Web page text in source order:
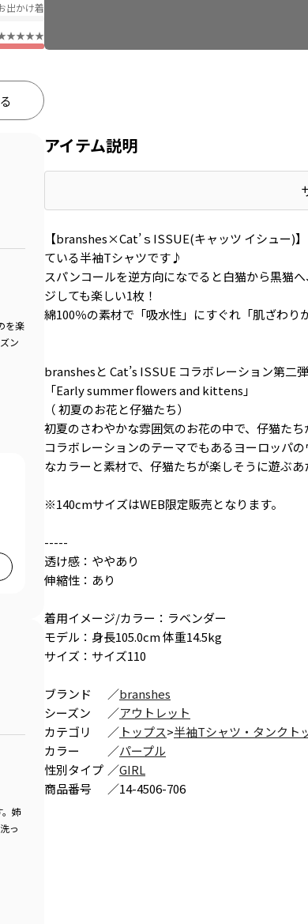
出かけ着
を楽
ン
。姉
っ
アイテム説明
【branshes×Cat’ｓISSUE(キャッツ イシュー)
ている半袖Tシャツです♪
スパンコールを逆方向になでると白猫から黒猫
ジしても楽しい1枚！
綿100％の素材で「吸水性」にすぐれ「肌ざわ
branshesと Cat’s ISSUE コラボレーション第二弾
「Early summer flowers and kittens」
（ 初夏のお花と仔猫たち）
初夏のさわやかな雰囲気のお花の中で、仔猫た
コラボレーションのテーマでもあるヨーロッパ
なカラーと素材で、仔猫たちが楽しそうに遊ぶ
※140cmサイズはWEB限定販売となります。
-----
透け感：ややあり
伸縮性：あり
着用イメージ/カラー：ラベンダー
モデル：身長105.0cm 体重14.5kg
サイズ：サイズ110
ブランド ／branshes
シーズン
／アウトレット
カテゴリ
／ トップス>半袖Tシャツ・タンクト
カラー
／パープル
性別タイプ ／GIRL
商品番号
／14-4506-706